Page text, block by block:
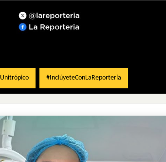
Unitrópico #InclúyeteConLaReportería